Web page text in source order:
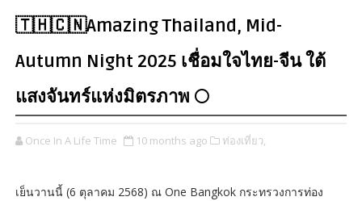
🇹🇭🇨🇳Amazing Thailand, Mid-
Autumn Night 2025 เชื่อมใจไทย-จีน ใต้
แสงจันทร์แห่งมิตรภาพ 🌕
Once In A Life Time 10 months ago ท่องเที่ยว,
เย็นวานนี้ (6 ตุลาคม 2568) ณ One Bangkok กระทรวงการท่อง